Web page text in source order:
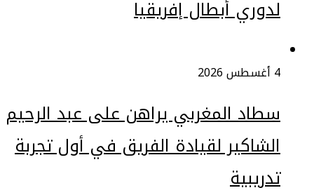
لدوري أبطال إفريقيا
4 أغسطس 2026
سطاد المغربي يراهن على عبد الرحيم
الشاكير لقيادة الفريق في أول تجربة
تدريبية